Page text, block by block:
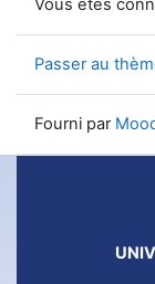
Vous êtes
Passer au
Fourni par